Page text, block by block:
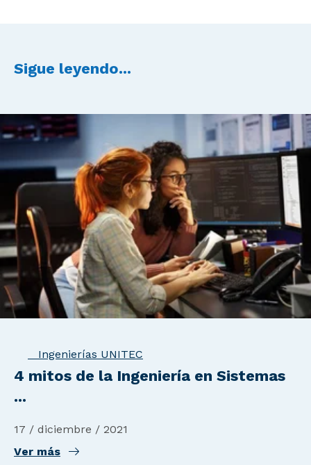
Sigue leyendo...
Ingenierías UNITEC
4 mitos de la Ingeniería en Sistemas
...
17 / diciembre / 2021
Ver más